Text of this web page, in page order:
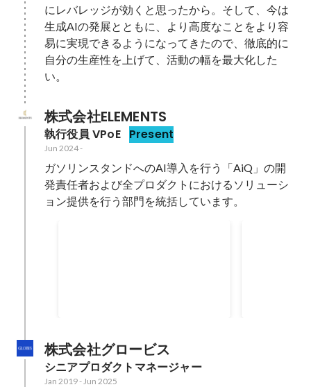
にレバレッジが効くと思ったから。そして、今は
生成AIの発展とともに、より高度なことをより容
易に実現できるようになってきたので、徹底的に
自分の生産性を上げて、活動の幅を最大化した
い。
株式会社ELEMENTS
執行役員 VPoE Present
Jun 2024-
ガソリンスタンドへのAI導入を行う「AiQ」の開
発責任者および全プロダクトにおけるソリューシ
ョン提供を行う部門を統括しています。
株式会社グロービス
シニアプロダクトマネージャー
Jan 2019-Jun 2025